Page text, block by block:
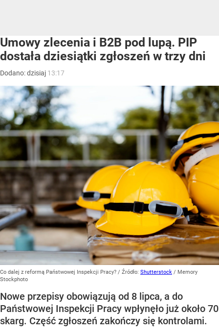
Umowy zlecenia i B2B pod lupą. PIP
dostała dziesiątki zgłoszeń w trzy dni
Dodano:dzisiaj 13:17
Co dalej z reformą Państwowej Inspekcji Pracy? / Źródło: Shutterstock / Memory
Stockphoto
Nowe przepisy obowiązują od 8 lipca, a do
Państwowej Inspekcji Pracy wpłynęło już około 70
skarg. Część zgłoszeń zakończy się kontrolami.